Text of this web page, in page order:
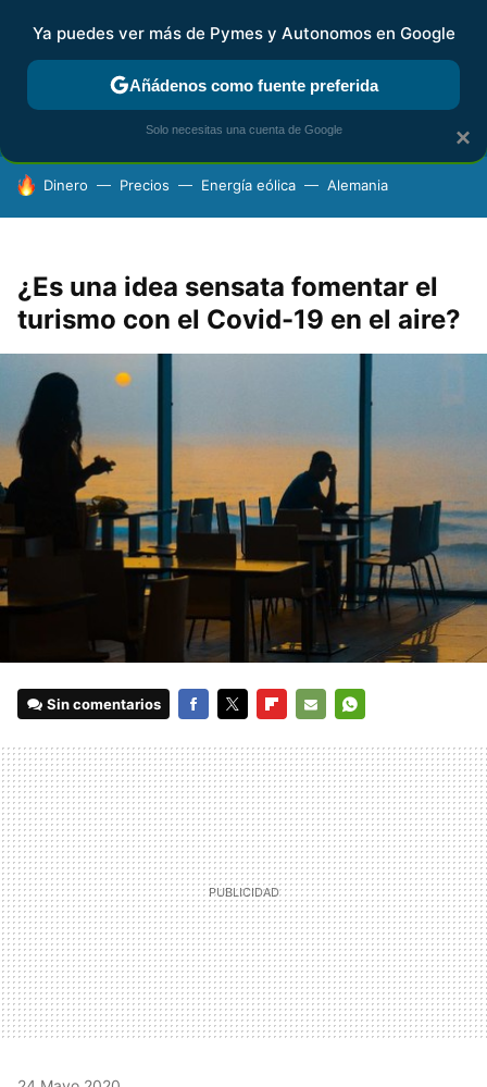
FISCALIDAD Y CONTABILIDAD KIT DIGITAL RENTA
HOY SE HABLA DE
Dinero Precios Energía eólica Alemania
¿Es una idea sensata fomentar el
turismo con el Covid-19 en el aire?
Sin comentarios
MAIL
×
Ya puedes ver más de Pymes y Autonomos en Google
Añádenos como fuente preferida
Solo necesitas una cuenta de Google